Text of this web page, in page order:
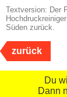
Textversion: Der
Süden zurück.
zurück
Du
Dann